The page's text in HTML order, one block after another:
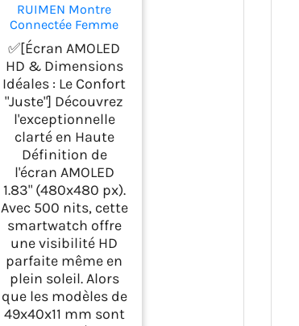
RUIMEN Montre
Connectée Femme
Appel Bluetooth
Lecteur de Musique
Montre Sport
Smartwatch pour
Android iOS
Podometre
Cardiofrequencemetr
e Oxymetre Montre
Telephone Etanche
IP68 Cycle Menstruel
Rose
✅[Écran AMOLED
HD & Dimensions
Idéales : Le Confort
"Juste"] Découvrez
l'exceptionnelle
clarté en Haute
Définition de
l'écran AMOLED
1.83" (480x480 px).
Avec 500 nits, cette
smartwatch offre
une visibilité HD
parfaite même en
plein soleil. Alors
que les modèles de
49x40x11 mm sont